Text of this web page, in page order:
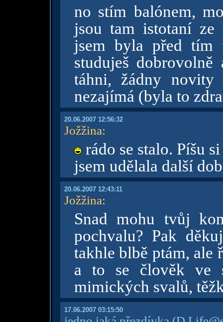
no stím balónem,
jsou tam istotaní ze
jsem byla před tím
studuješ
táhni, žádny
nezajímá (byla to
20.06.2007 12:56:32
Jožžina:
rádo se stalo. Píšu
jsem udělala další
20.06.2007 12:43:11
Jožžina:
Snad mohu tvůj
pochvalu? Pak
takhle blbě ptám, ale
a to se člověk ve
mimických svalů,
17.06.2007 03:15:50